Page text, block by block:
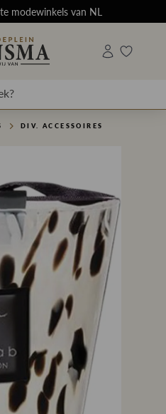
modewinkels van NL
DIV. ACCESSOIRES